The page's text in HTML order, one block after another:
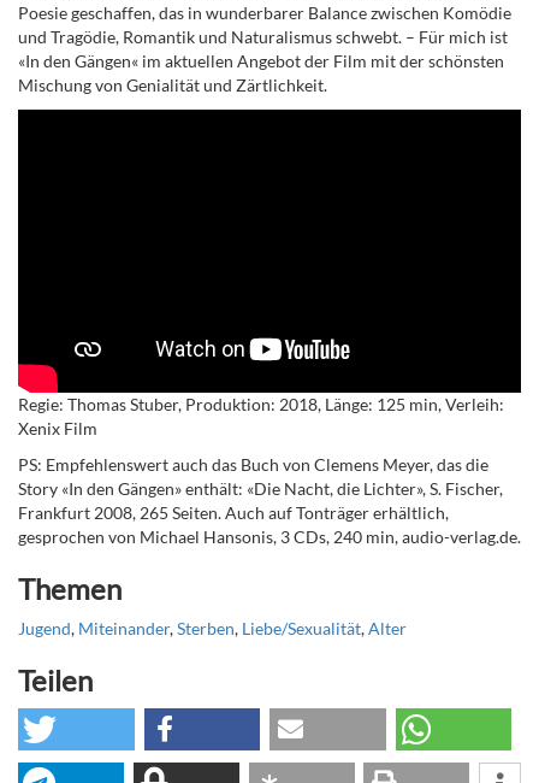
Poesie geschaffen, das in wunderbarer Balance zwischen Komödie
und Tragödie, Romantik und Naturalismus schwebt. – Für mich ist
«In den Gängen« im aktuellen Angebot der Film mit der schönsten
Mischung von Genialität und Zärtlichkeit.
Regie: Thomas Stuber, Produktion: 2018, Länge: 125 min, Verleih:
Xenix Film
PS: Empfehlenswert auch das Buch von Clemens Meyer, das die
Story «In den Gängen» enthält: «Die Nacht, die Lichter», S. Fischer,
Frankfurt 2008, 265 Seiten. Auch auf Tonträger erhältlich,
gesprochen von Michael Hansonis, 3 CDs, 240 min, audio-verlag.de.
Themen
Jugend, Miteinander,Sterben, Liebe/Sexualität,Alter
Teilen